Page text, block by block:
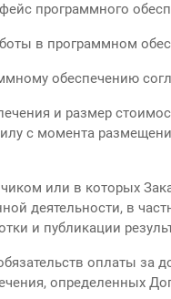
программного
в программном
обеспечению
и размер
с момента
или в которых
деятельности, в
и публикации
оплаты за
определенных